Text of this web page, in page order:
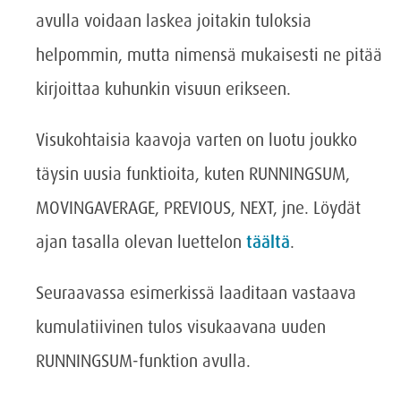
avulla voidaan laskea joitakin tuloksia
helpommin, mutta nimensä mukaisesti ne pitää
kirjoittaa kuhunkin visuun erikseen.
Visukohtaisia kaavoja varten on luotu joukko
täysin uusia funktioita, kuten RUNNINGSUM,
MOVINGAVERAGE, PREVIOUS, NEXT, jne. Löydät
ajan tasalla olevan luettelon täältä.
Seuraavassa esimerkissä laaditaan vastaava
kumulatiivinen tulos visukaavana uuden
RUNNINGSUM-funktion avulla.